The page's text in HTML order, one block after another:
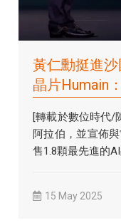
黃仁勳挺進
晶片Humain
[轉載於數位時代/
阿拉伯，並宣佈
售1.8顆最先進的
15 May 2025